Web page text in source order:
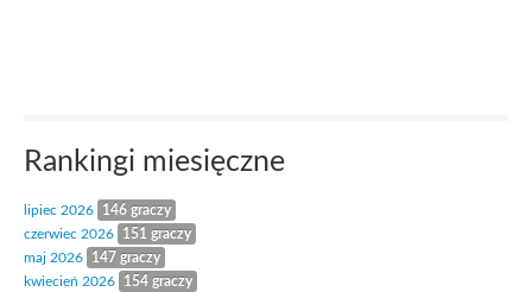
Rankingi miesięczne
lipiec 2026
146 graczy
czerwiec 2026
151 graczy
maj 2026
147 graczy
kwiecień 2026
154 graczy